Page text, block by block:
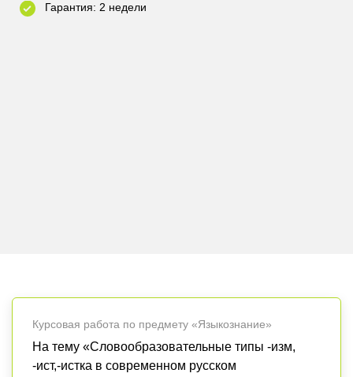
Гарантия: 2 недели
Курсовая работа по предмету «Языкознание»
На тему «Словообразовательные типы -изм,
-ист,-истка в современном русском